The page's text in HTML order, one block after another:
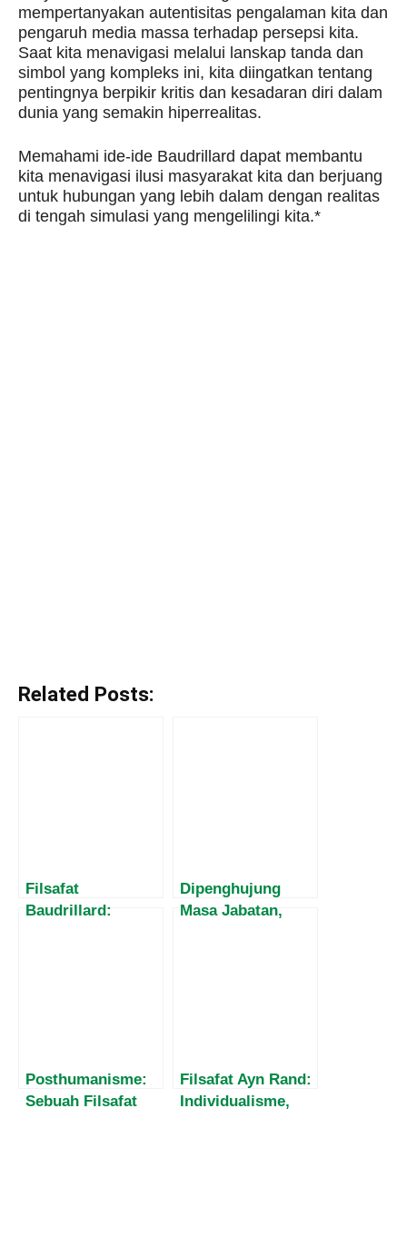
mempertanyakan autentisitas pengalaman kita dan
pengaruh media massa terhadap persepsi kita.
Saat kita menavigasi melalui lanskap tanda dan
simbol yang kompleks ini, kita diingatkan tentang
pentingnya berpikir kritis dan kesadaran diri dalam
dunia yang semakin hiperrealitas.
Memahami ide-ide Baudrillard dapat membantu
kita menavigasi ilusi masyarakat kita dan berjuang
untuk hubungan yang lebih dalam dengan realitas
di tengah simulasi yang mengelilingi kita.*
Related Posts:
Filsafat
Baudrillard:
Dipenghujung
Masa Jabatan,
Posthumanisme:
Sebuah Filsafat
Filsafat Ayn Rand:
Individualisme,